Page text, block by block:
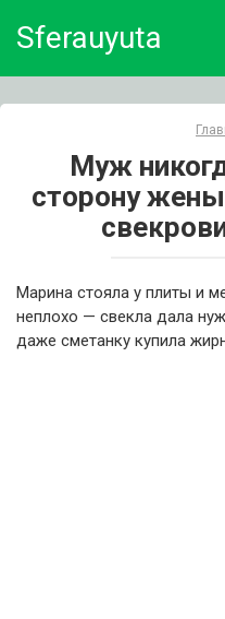
Sferauyuta
Муж
сторону
Марина стояла у плиты и
неплохо — свекла дала
даже сметанку купила